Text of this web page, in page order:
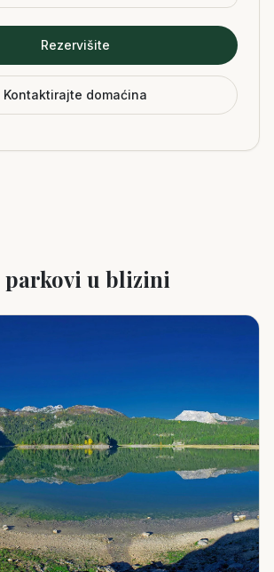
Rezervišite
Kontaktirajte domaćina
parkovi u blizini